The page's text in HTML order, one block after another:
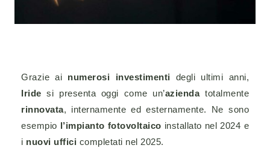
Grazie ai numerosi investimenti degli ultimi anni,
Iride si presenta oggi come un’aziendatotalmente
rinnovata, internamente ed esternamente. Ne sono
esempio l’impianto fotovoltaico installato nel 2024 e
i nuovi uffici completati nel 2025.